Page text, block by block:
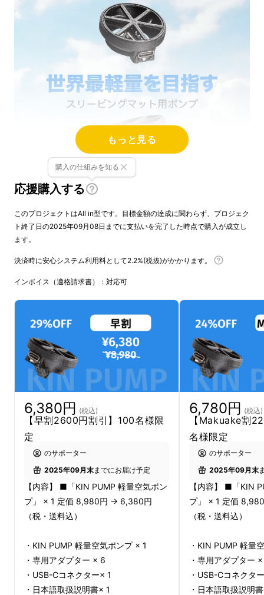
京は「KIN SUN」の製品
「KIN PUMP 軽量空
気ポンプ」
の日本における独占販売権を有する
正規代理店です。詳細に関しては、ページ下部
のリスク＆チャレンジをご確認ください。
＼ 製品の起源 ／
もっと見る
応援購入する
購入の仕組みを知る
このプロジェクトはAll in型です。目標金額の達成に関わらず、プロジェク
ト終了日の2025年09月08日までに支払いを完了した時点で購入が成立し
ます。
決済時に安心システム利用料として2.2%(税抜)がかかります。
インボイス（適格請求書）：対応可
6,380円 (税込)
【早割2600円割引】100名様限
定
のサポーター
2025年09月末までにお届け予定
【内容】 ■「KIN PUMP 軽量空気ポン
プ」 × 1 定価 8,980円 → 6,380円
（税・送料込）
・KIN PUMP 軽量空気ポンプ × 1
・専用アダプター × 6
・USB-Cコネクター× 1
・日本語取扱説明書× 1
6,780円 (税込)
【Makuake割
名様限定
のサポーター
2025年09月末
【内容】 ■「KIN
プ」 × 1 定価
（税・送料込）
・KIN PUMP 軽量
・専用アダプター
・USB-Cコネクタ
・日本語取扱説明